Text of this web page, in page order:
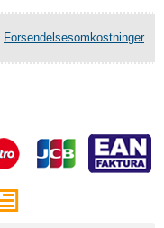
Forsendelsesomkostninger